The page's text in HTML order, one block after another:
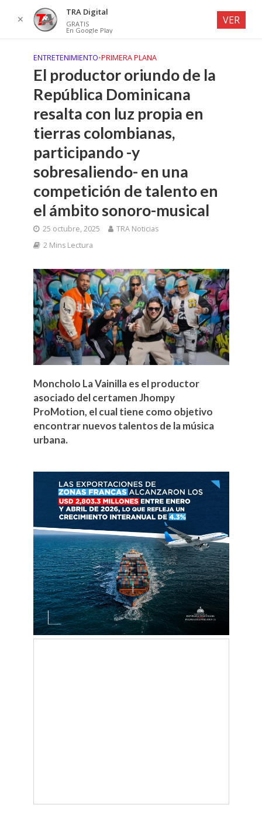
ENTRETENIMIENTO•PRIMERA PLANA
El productor oriundo de la
República Dominicana
resalta con luz propia en
tierras colombianas,
participando -y
sobresaliendo- en una
competición de talento en
el ámbito sonoro-musical
25 octubre, 2025
TRA Noticias
2 Mins Lectura
Moncholo La Vainilla es el productor
asociado del certamen Jhompy
ProMotion, el cual tiene como objetivo
encontrar nuevos talentos de la música
urbana.
✕
TRA Digital
GRATIS
En Google Play
VER